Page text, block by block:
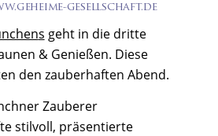
gesellschaft.de
s geht in die dritte
& Genießen. Diese
den zauberhaften Abend.
Zauberer
stilvoll, präsentierte